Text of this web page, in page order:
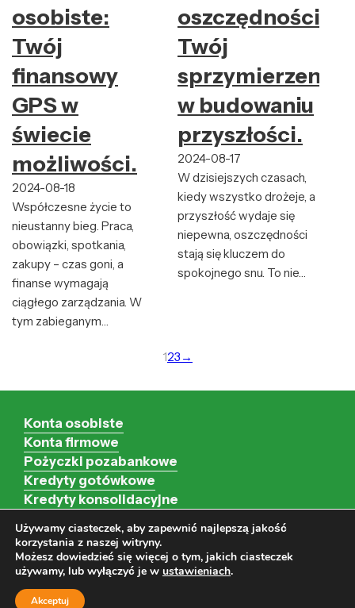
osobiste:
Twój
finansowy
GPS w
świecie
możliwości.
2024-08-18
Współczesne życie to
nieustanny bieg. Praca,
obowiązki, spotkania,
zakupy – czas goni, a
finanse wymagają
ciągłego zarządzania. W
tym zabieganym…
Twój
sprzymierzeniec
w budowaniu
przyszłości.
2024-08-17
W dzisiejszych czasach,
kiedy wszystko drożeje, a
przyszłość wydaje się
niepewna, oszczędności
stają się kluczem do
spokojnego snu. To nie…
123 →
Konta osobiste
Konta firmowe
Pożyczki pozabankowe
Kredyty gotówkowe
Kredyty konsolidacyjne
Kredyty firmowe
Wszystkie prawa zastrzeżone | Strona zawiera linki afiliacyjne |
Używamy ciasteczek, aby zapewnić najlepszą jakość
korzystania z naszej witryny.
Możesz dowiedzieć się więcej o tym, jakich ciasteczek
używamy, lub wyłączyć je w ustawieniach.
Akceptuj